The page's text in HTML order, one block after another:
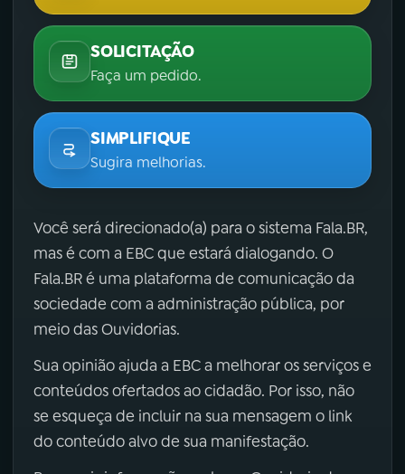
SOLICITAÇÃO
Faça um pedido.
SIMPLIFIQUE
Sugira melhorias.
Você será direcionado(a) para o sistema Fala.BR,
mas é com a EBC que estará dialogando. O
Fala.BR é uma plataforma de comunicação da
sociedade com a administração pública, por
meio das Ouvidorias.
Sua opinião ajuda a EBC a melhorar os serviços e
conteúdos ofertados ao cidadão. Por isso, não
se esqueça de incluir na sua mensagem o link
do conteúdo alvo de sua manifestação.